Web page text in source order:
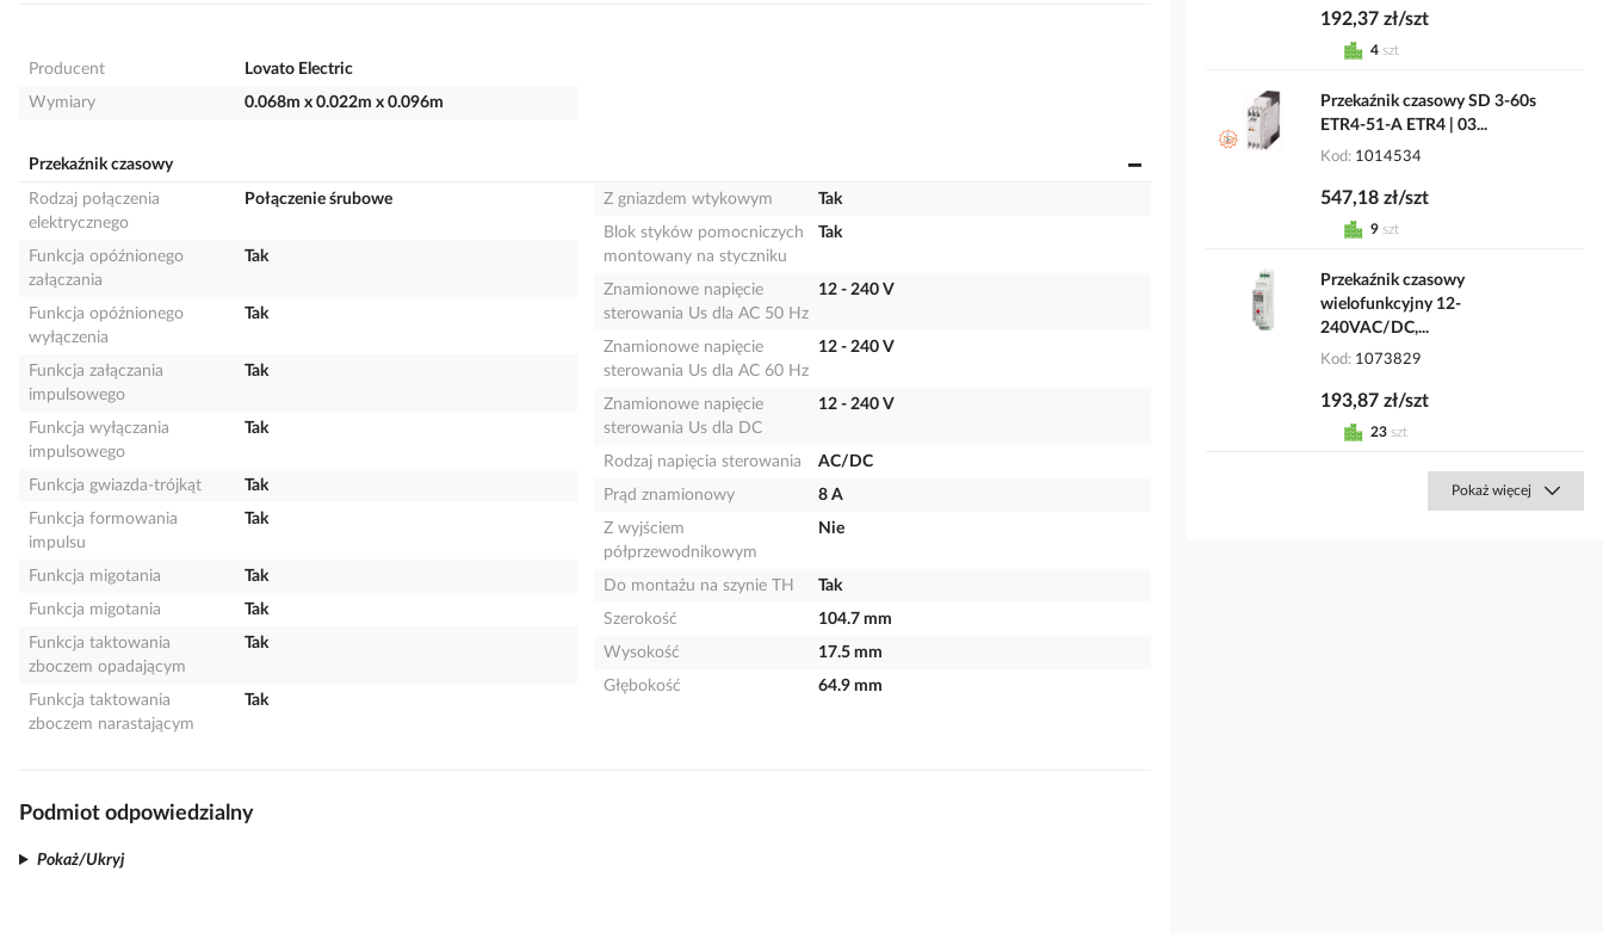
Producent
Lovato Electric
Wymiary
0.068m x 0.022m x 0.096m
Przekaźnik czasowy
Rodzaj połączenia
elektrycznego
Połączenie śrubowe
Funkcja opóźnionego
załączania
Tak
Funkcja opóźnionego
wyłączenia
Tak
Funkcja załączania
impulsowego
Tak
Funkcja wyłączania
impulsowego
Tak
Funkcja gwiazda-trójkąt
Tak
Funkcja formowania
impulsu
Tak
Funkcja migotania
Tak
Funkcja migotania
Tak
Funkcja taktowania
zboczem opadającym
Tak
Funkcja taktowania
zboczem narastającym
Tak
Z gniazdem wtykowym
Tak
Blok styków pomocniczych
montowany na styczniku
Tak
Znamionowe napięcie
sterowania Us dla AC 50 Hz
12 - 240 V
Znamionowe napięcie
sterowania Us dla AC 60 Hz
12 - 240 V
Znamionowe napięcie
sterowania Us dla DC
12 - 240 V
Rodzaj napięcia sterowania
AC/DC
Prąd znamionowy
8 A
Z wyjściem
półprzewodnikowym
Nie
Do montażu na szynie TH
Tak
Szerokość
104.7 mm
Wysokość
17.5 mm
Głębokość
64.9 mm
Podmiot odpowiedzialny
Pokaż/Ukryj
192,37 zł/szt
4 szt
Przekaźnik czasowy SD 3-60s
ETR4-51-A ETR4 | 03...
Kod 1014534
547,18 zł/szt
9 szt
Przekaźnik czasowy
wielofunkcyjny 12-
240VAC/DC,...
Kod 1073829
193,87 zł/szt
23 szt
Pokaż więcej